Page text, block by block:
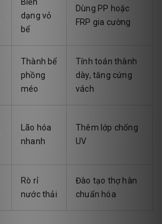
Biến
dạng vỏ
bể
Dùng PP hoặc
FRP gia cường
Thành bể
phồng
méo
Tính toán thành
dày, tăng cứng
vách
Lão hóa
nhanh
Thêm lớp chống
UV
Rò rỉ
nước thải
Đào tạo thợ hàn
chuẩn hóa